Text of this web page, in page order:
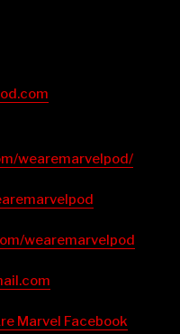
wearemarvelpod/⁠⁠⁠⁠⁠⁠⁠⁠⁠⁠⁠⁠⁠⁠⁠⁠⁠⁠⁠⁠⁠⁠⁠⁠⁠⁠⁠⁠⁠⁠⁠⁠⁠⁠⁠⁠⁠⁠⁠⁠⁠⁠⁠⁠⁠⁠⁠⁠⁠⁠⁠⁠⁠⁠⁠⁠⁠⁠⁠⁠⁠⁠⁠⁠⁠⁠⁠⁠⁠⁠⁠⁠⁠⁠⁠⁠
wearemarvelpod⁠⁠⁠⁠⁠⁠⁠⁠⁠⁠⁠⁠⁠⁠⁠⁠⁠⁠⁠⁠⁠⁠⁠⁠⁠⁠⁠⁠⁠⁠⁠⁠⁠⁠⁠⁠⁠⁠⁠⁠⁠⁠⁠⁠⁠⁠⁠⁠⁠⁠⁠⁠⁠⁠⁠⁠⁠⁠⁠⁠⁠⁠⁠⁠⁠⁠⁠⁠⁠⁠⁠⁠⁠⁠⁠⁠
Marvel Facebook